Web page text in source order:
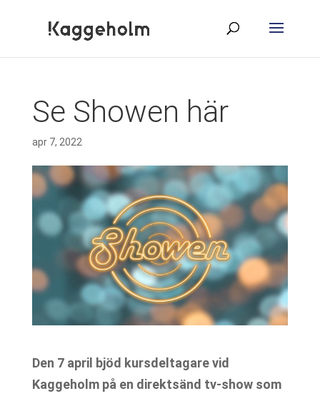
Se Showen här
apr 7, 2022
Den 7 april bjöd kursdeltagare vid
Kaggeholm på en direktsänd tv-show som